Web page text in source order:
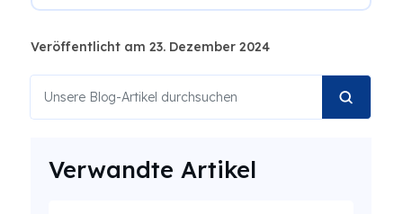
Veröffentlicht am 23. Dezember 2024
Verwandte Artikel